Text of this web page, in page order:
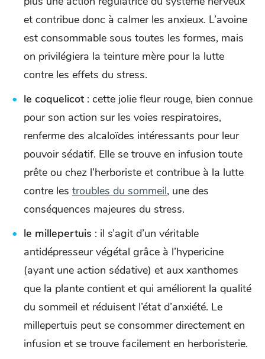
et contribue donc à calmer les anxieux. L’avoine
est consommable sous toutes les formes, mais
on privilégiera la teinture mère pour la lutte
contre les effets du stress.
le coquelicot: cette jolie fleur rouge, bien connue
pour son action sur les voies respiratoires,
renferme des alcaloïdes intéressants pour leur
pouvoir sédatif. Elle se trouve en infusion toute
prête ou chez l’herboriste et contribue à la lutte
contre les troubles du sommeil, une des
conséquences majeures du stress.
le millepertuis : il s’agit d’un véritable
antidépresseur végétal grâce à l’hypericine
(ayant une action sédative) et aux xanthomes
que la plante contient et qui améliorent la qualité
du sommeil et réduisent l’état d’anxiété. Le
millepertuis peut se consommer directement en
infusion et se trouve facilement en herboristerie.